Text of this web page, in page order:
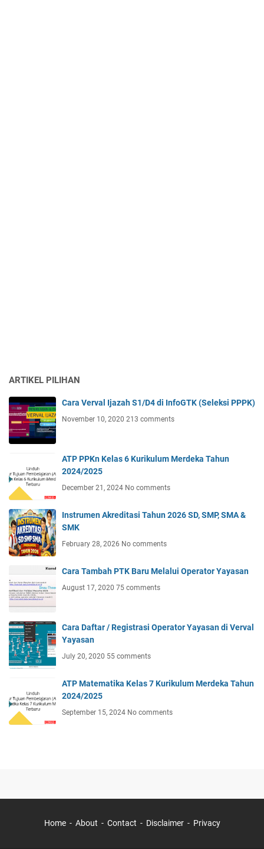
ARTIKEL PILIHAN
Cara Verval Ijazah S1/D4 di InfoGTK (Seleksi PPPK)
November 10, 2020 213 comments
ATP PPKn Kelas 6 Kurikulum Merdeka Tahun
2024/2025
December 21, 2024 No comments
Instrumen Akreditasi Tahun 2026 SD, SMP, SMA &
SMK
February 28, 2026 No comments
Cara Tambah PTK Baru Melalui Operator Yayasan
August 17, 2020 75 comments
Cara Daftar / Registrasi Operator Yayasan di Verval
Yayasan
July 20, 2020 55 comments
ATP Matematika Kelas 7 Kurikulum Merdeka Tahun
2024/2025
September 15, 2024 No comments
Home About Contact Disclaimer Privacy